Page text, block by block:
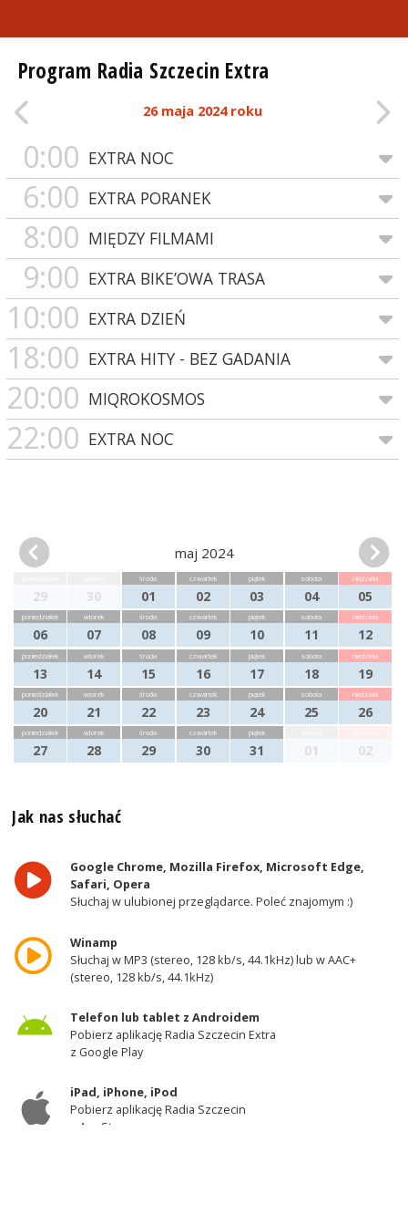
Program Radia Szczecin Extra
26 maja 2024 roku
0:00 EXTRA NOC
6:00 EXTRA PORANEK
8:00 MIĘDZY FILMAMI
9:00 EXTRA BIKE’OWA TRASA
10:00 EXTRA DZIEŃ
18:00 EXTRA HITY - BEZ GADANIA
20:00 MIQROKOSMOS
22:00 EXTRA NOC
maj 2024
29 30
środa
01
czwartek
02
piątek
03
sobota
04
niedziela
05
poniedziałek
06
wtorek
07
środa
08
czwartek
09
piątek
10
sobota
11
niedziela
12
poniedziałek
13
wtorek
14
środa
15
czwartek
16
piątek
17
sobota
18
niedziela
19
poniedziałek
20
wtorek
21
środa
22
czwartek
23
piątek
24
sobota
25
niedziela
26
poniedziałek
27
wtorek
28
środa
29
czwartek
30
piątek
31 01 02
Jak nas słuchać
Google Chrome, Mozilla Firefox, Microsoft Edge,
Safari, Opera
Słuchaj w ulubionej przeglądarce. Poleć znajomym :)
Winamp
Słuchaj w MP3 (stereo, 128 kb/s, 44.1kHz) lub w AAC+
(stereo, 128 kb/s, 44.1kHz)
Telefon lub tablet z Androidem
Pobierz aplikację Radia Szczecin Extra
z Google Play
iPad, iPhone, iPod
Pobierz aplikację Radia Szczecin
z AppStore